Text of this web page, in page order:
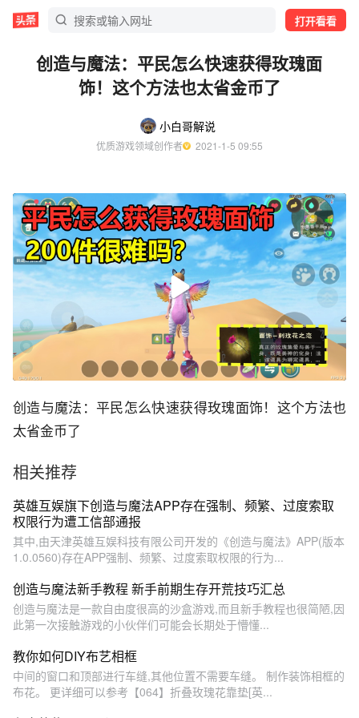
打开看看
创造与魔法：平民怎么快速获得玫瑰面
饰！这个方法也太省金币了
小白哥解说
优质游戏领域创作者
  2021-1-5 09:55
创造与魔法：平民怎么快速获得玫瑰面饰！这个方法也
太省金币了
相关推荐
英雄互娱旗下创造与魔法APP存在强制、频繁、过度索取
权限行为遭工信部通报
其中,由天津英雄互娱科技有限公司开发的《创造与魔法》APP(版本
1.0.0560)存在APP强制、频繁、过度索取权限的行为...
创造与魔法新手教程 新手前期生存开荒技巧汇总
创造与魔法是一款自由度很高的沙盒游戏,而且新手教程也很简陋,因
此第一次接触游戏的小伙伴们可能会长期处于懵懂...
教你如何DIY布艺相框
中间的窗口和顶部进行车缝,其他位置不需要车缝。 制作装饰相框的
布花。 更详细可以参考【064】折叠玫瑰花靠垫[英...